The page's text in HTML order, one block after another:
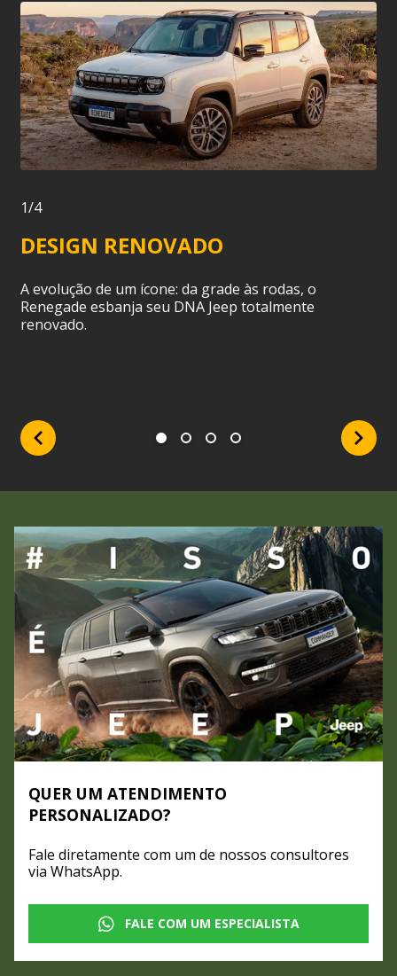
1/4
DESIGN RENOVADO
A evolução de um ícone: da grade às rodas, o
Renegade esbanja seu DNA Jeep totalmente
renovado.
QUER UM ATENDIMENTO
PERSONALIZADO?
Fale diretamente com um de nossos consultores
via WhatsApp.
FALE COM UM ESPECIALISTA